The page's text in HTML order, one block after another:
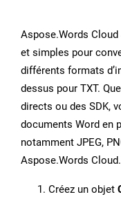
Aspose.Words
et simples pour
différents formats
dessus pour TXT.
directs ou des SDK,
documents Word en
notamment JPEG,
Aspose.Words Cloud.
Créez un objet